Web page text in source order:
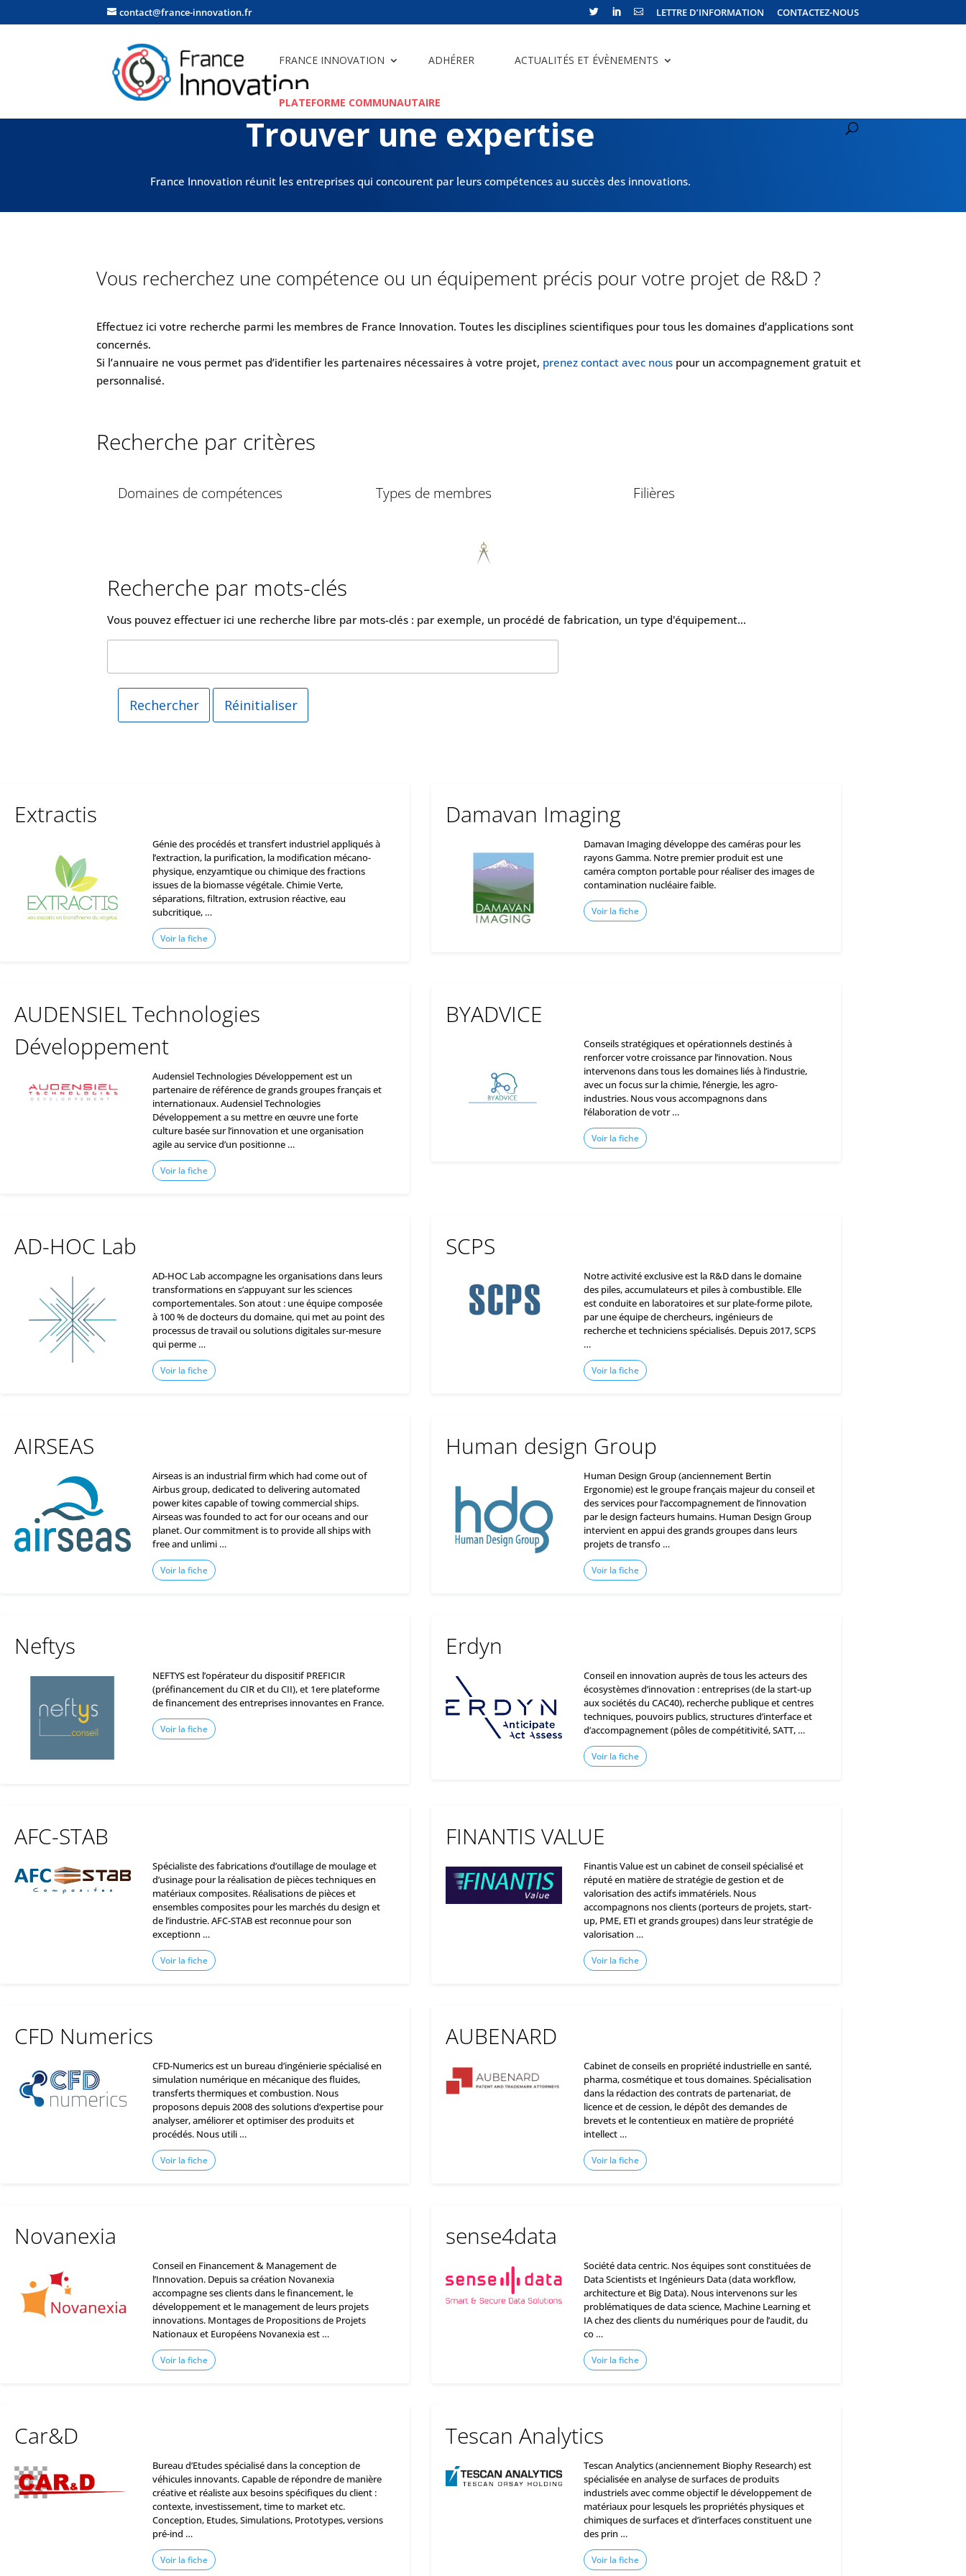
contact@france-innovation.fr    LETTRE D’INFORMATION CONTACTEZ-NOUS
FRANCE INNOVATION ADHÉRER ACTUALITÉS ET ÉVÈNEMENTS
PLATEFORME COMMUNAUTAIRE
Trouver une expertise
France Innovation réunit les entreprises qui concourent par leurs compétences au succès des innovations.
Vous recherchez une compétence ou un équipement précis pour votre projet de R&D ?
Effectuez ici votre recherche parmi les membres de France Innovation. Toutes les disciplines scientifiques pour tous les domaines d’applications sont
concernés.
Si l’annuaire ne vous permet pas d’identifier les partenaires nécessaires à votre projet, prenez contact avec nous pour un accompagnement gratuit et
personnalisé.
Recherche par critères
Domaines de compétences Types de membres Filières
Recherche par mots-clés
Vous pouvez effectuer ici une recherche libre par mots-clés : par exemple, un procédé de fabrication, un type d'équipement...
Extractis
Génie des procédés et transfert industriel appliqués à
l’extraction, la purification, la modification mécano-
physique, enzyamtique ou chimique des fractions
issues de la biomasse végétale. Chimie Verte,
séparations, filtration, extrusion réactive, eau
subcritique, …
Voir la fiche
Damavan Imaging
Damavan Imaging développe des caméras pour les
rayons Gamma. Notre premier produit est une
caméra compton portable pour réaliser des images de
contamination nucléaire faible.
Voir la fiche
AUDENSIEL Technologies
Développement
Audensiel Technologies Développement est un
partenaire de référence de grands groupes français et
internationaux. Audensiel Technologies
Développement a su mettre en œuvre une forte
culture basée sur l’innovation et une organisation
agile au service d’un positionne …
Voir la fiche
BYADVICE
Conseils stratégiques et opérationnels destinés à
renforcer votre croissance par l’innovation. Nous
intervenons dans tous les domaines liés à l’industrie,
avec un focus sur la chimie, l’énergie, les agro-
industries. Nous vous accompagnons dans
l’élaboration de votr …
Voir la fiche
AD-HOC Lab
AD-HOC Lab accompagne les organisations dans leurs
transformations en s’appuyant sur les sciences
comportementales. Son atout : une équipe composée
à 100 % de docteurs du domaine, qui met au point des
processus de travail ou solutions digitales sur-mesure
qui perme …
Voir la fiche
SCPS
Notre activité exclusive est la R&D dans le domaine
des piles, accumulateurs et piles à combustible. Elle
est conduite en laboratoires et sur plate-forme pilote,
par une équipe de chercheurs, ingénieurs de
recherche et techniciens spécialisés. Depuis 2017, SCPS
…
Voir la fiche
AIRSEAS
Airseas is an industrial firm which had come out of
Airbus group, dedicated to delivering automated
power kites capable of towing commercial ships.
Airseas was founded to act for our oceans and our
planet. Our commitment is to provide all ships with
free and unlimi …
Voir la fiche
Human design Group
Human Design Group (anciennement Bertin
Ergonomie) est le groupe français majeur du conseil et
des services pour l’accompagnement de l’innovation
par le design facteurs humains. Human Design Group
intervient en appui des grands groupes dans leurs
projets de transfo …
Voir la fiche
Neftys
NEFTYS est l’opérateur du dispositif PREFICIR
(préfinancement du CIR et du CII), et 1ere plateforme
de financement des entreprises innovantes en France.
Voir la fiche
Erdyn
Conseil en innovation auprès de tous les acteurs des
écosystèmes d’innovation : entreprises (de la start-up
aux sociétés du CAC40), recherche publique et centres
techniques, pouvoirs publics, structures d’interface et
d’accompagnement (pôles de compétitivité, SATT, …
Voir la fiche
AFC-STAB
Spécialiste des fabrications d’outillage de moulage et
d’usinage pour la réalisation de pièces techniques en
matériaux composites. Réalisations de pièces et
ensembles composites pour les marchés du design et
de l’industrie. AFC-STAB est reconnue pour son
exceptionn …
Voir la fiche
FINANTIS VALUE
Finantis Value est un cabinet de conseil spécialisé et
réputé en matière de stratégie de gestion et de
valorisation des actifs immatériels. Nous
accompagnons nos clients (porteurs de projets, start-
up, PME, ETI et grands groupes) dans leur stratégie de
valorisation …
Voir la fiche
CFD Numerics
CFD-Numerics est un bureau d’ingénierie spécialisé en
simulation numérique en mécanique des fluides,
transferts thermiques et combustion. Nous
proposons depuis 2008 des solutions d’expertise pour
analyser, améliorer et optimiser des produits et
procédés. Nous utili …
Voir la fiche
AUBENARD
Cabinet de conseils en propriété industrielle en santé,
pharma, cosmétique et tous domaines. Spécialisation
dans la rédaction des contrats de partenariat, de
licence et de cession, le dépôt des demandes de
brevets et le contentieux en matière de propriété
intellect …
Voir la fiche
Novanexia
Conseil en Financement & Management de
l’Innovation. Depuis sa création Novanexia
accompagne ses clients dans le ﬁnancement, le
développement et le management de leurs projets
innovations. Montages de Propositions de Projets
Nationaux et Européens Novanexia est …
Voir la fiche
sense4data
Société data centric. Nos équipes sont constituées de
Data Scientists et Ingénieurs Data (data workflow,
architecture et Big Data). Nous intervenons sur les
problématiques de data science, Machine Learning et
IA chez des clients du numériques pour de l’audit, du
co …
Voir la fiche
Car&D
Bureau d’Etudes spécialisé dans la conception de
véhicules innovants. Capable de répondre de manière
créative et réaliste aux besoins spécifiques du client :
contexte, investissement, time to market etc.
Conception, Etudes, Simulations, Prototypes, versions
pré-ind …
Voir la fiche
Tescan Analytics
Tescan Analytics (anciennement Biophy Research) est
spécialisée en analyse de surfaces de produits
industriels avec comme objectif le développement de
matériaux pour lesquels les propriétés physiques et
chimiques de surfaces et d’interfaces constituent une
des prin …
Voir la fiche